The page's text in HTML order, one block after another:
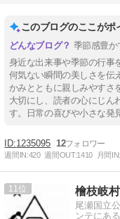
このブログのここがポ
季節感豊か
身近な出来事や季節の行事
何気ない瞬間の美しさを伝
かみとともに親しみやすさ
大切にし、読者の心にじん
す。日常の喜びや小さな発
1235095 12
週間IN:420 週間OUT:1410 月間IN:
11
尾瀬国立
ンテにあ